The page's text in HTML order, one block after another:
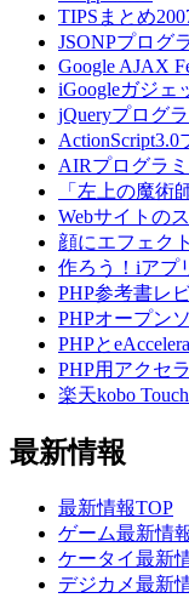
TIPSまとめ
JSONPプログ
Google AJAX
iGoogleガジェ
jQueryプログ
AIRプログラ
「左上の魔術
Webサイトの
顔にエフェクト
作ろう！iアプ
PHP参考書レ
PHPオープン
PHPと
PHP用アクセ
楽天kobo
最新情報
最新情報TOP
ゲーム最新情
ケータイ最新
デジカメ最新